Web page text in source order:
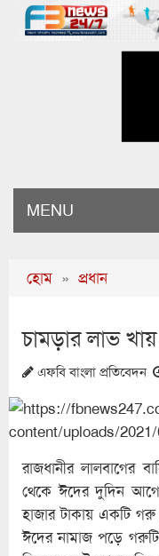
MENU
হোম » প্রধান
চামড়ার লাভ
এফবি বাংলা প্রতিবেদন
রাজধানীর লালবাগের
থেকে ঈদের দুদিন
হাজার টাকায় একটি
ঈদের নামাজ পড়ে গরুটি